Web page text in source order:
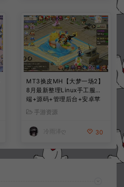
MT3换皮MH【大梦一场2】
8月最新整理Linux手工服务
端+源码+管理后台+安卓苹
果双端+详细搭建教程+视频
教程
手游资源
冷雨泽ღ 30